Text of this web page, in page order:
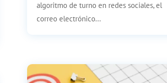
algoritmo de turno en redes sociales, el
correo electrónico...